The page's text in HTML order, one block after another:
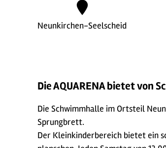
Neunkirchen-Seelscheid
Die AQUARENA bietet von
Die Schwimmhalle im Ortsteil
Sprungbrett.
Der Kleinkinderbereich bietet ein